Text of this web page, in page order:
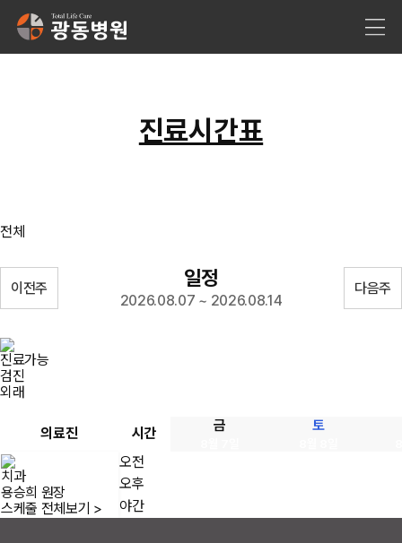
진료시간표
전체
이전주 일정
2026.08.07 ~ 2026.08.14
다음주
진료가능
검진
외래
의료진 시간 금 토
치과
용승희 원장
스케줄 전체보기 >
오전
오후
야간